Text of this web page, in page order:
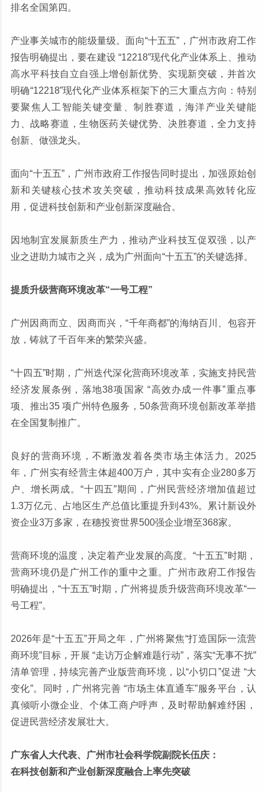
排名全国第四。
产业事关城市的能级量级。面向“十五五”，广州市政府工作
报告明确提出，要在建设 “12218”现代化产业体系上、推动
高水平科技自立自强上增创新优势、实现新突破，并首次
明确“12218”现代化产业体系框架下的三大重点方向：特别
要聚焦人工智能关键变量、制胜赛道，海洋产业关键能
力、战略赛道，生物医药关键优势、决胜赛道，全力支持
创新、做强龙头。
面向“十五五”，广州市政府工作报告同时提出，加强原始创
新和关键核心技术攻关突破，推动科技成果高效转化应
用，促进科技创新和产业创新深度融合。
因地制宜发展新质生产力，推动产业科技互促双强，以产
业之进助力城市之兴，成为广州面向“十五五”的关键选择。
提质升级营商环境改革“一号工程”
广州因商而立、因商而兴，“千年商都”的海纳百川、包容开
放，铸就了千百年来的繁荣兴盛。
“十四五”时期，广州迭代深化营商环境改革，实施支持民营
经济发展条例，落地38项国家 “高效办成一件事”重点事
项、推出35 项广州特色服务，50条营商环境创新改革举措
在全国复制推广。
良好的营商环境，不断激发着各类市场主体活力。2025
年，广州实有经营主体超400万户，其中实有企业280多万
户、增长两成。“十四五”期间，广州民营经济增加值超过
1.3万亿元、占地区生产总值比重提升到43%。累计新设外
资企业3万多家，在穗投资世界500强企业增至368家。
营商环境的温度，决定着产业发展的高度。“十五五”时期，
营商环境仍是广州工作的重中之重。广州市政府工作报告
明确提出，“十五五”时期，广州将提质升级营商环境改革“一
号工程”。
2026年是“十五五”开局之年，广州将聚焦“打造国际一流营
商环境”目标，开展 “走访万企解难题行动”，落实“无事不扰”
清单管理，持续完善产业版营商环境，以“小切口”促进 “大
变化”。同时，广州将完善 “市场主体直通车”服务平台，认
真倾听小微企业、个体工商户呼声，及时帮助解难纾困，
促进民营经济发展壮大。
广东省人大代表、广州市社会科学院副院长伍庆：
在科技创新和产业创新深度融合上率先突破